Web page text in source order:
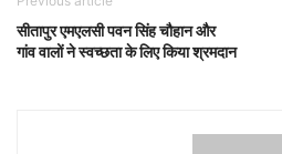
सीतापुर एमएलसी पवन सिंह चौहान और
गांव वालों ने स्वच्छता के लिए किया श्रमदान